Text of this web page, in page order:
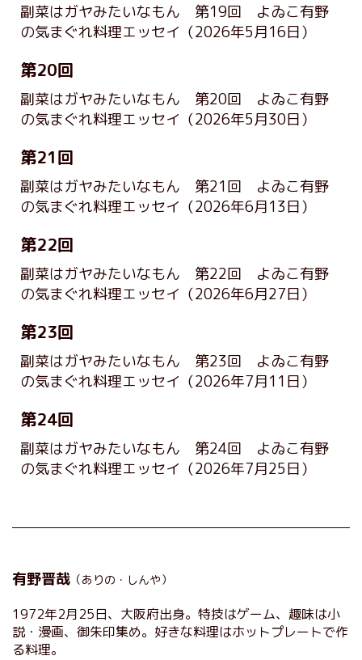
副菜はガヤみたいなもん 第19回 よゐこ有野
の気まぐれ料理エッセイ （2026年5月16日）
第20回
副菜はガヤみたいなもん 第20回 よゐこ有野
の気まぐれ料理エッセイ （2026年5月30日）
第21回
副菜はガヤみたいなもん 第21回 よゐこ有野
の気まぐれ料理エッセイ （2026年6月13日）
第22回
副菜はガヤみたいなもん 第22回 よゐこ有野
の気まぐれ料理エッセイ （2026年6月27日）
第23回
副菜はガヤみたいなもん 第23回 よゐこ有野
の気まぐれ料理エッセイ （2026年7月11日）
第24回
副菜はガヤみたいなもん 第24回 よゐこ有野
の気まぐれ料理エッセイ （2026年7月25日）
有野晋哉 （ありの・しんや）
1972年2月25日、大阪府出身。特技はゲーム、趣味は小
説・漫画、御朱印集め。好きな料理はホットプレートで作
る料理。